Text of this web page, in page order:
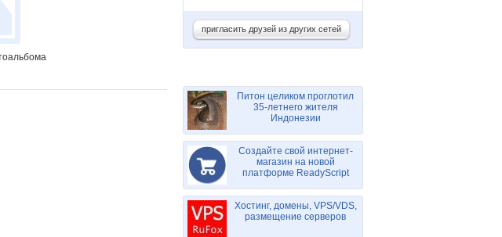
пригласить друзей из других сетей
Питон целиком проглотил
35-летнего жителя
Индонезии
Создайте свой интернет-
магазин на новой
платформе ReadyScript
Хостинг, домены, VPS/VDS,
размещение серверов